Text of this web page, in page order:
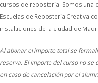
cursos de repostería. Somos una
Escuelas de Repostería Creativa
instalaciones de la ciudad de
Al abonar el importe total se
reserva. El importe del curso no se
en caso de cancelación por el